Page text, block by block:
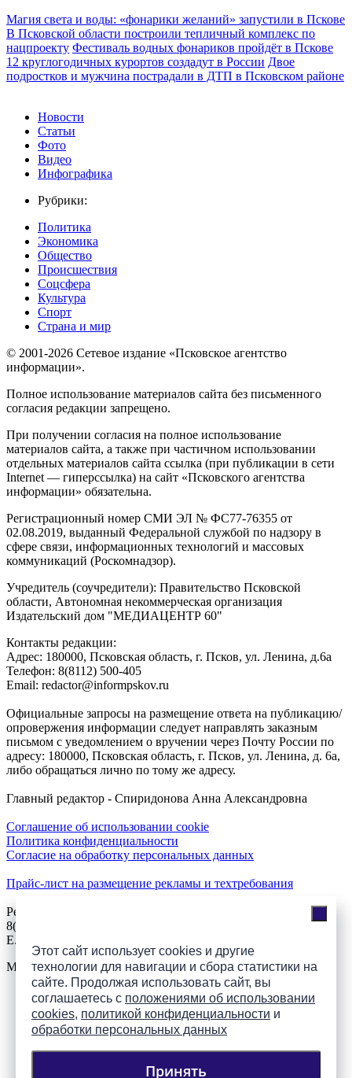
Этот сайт использует cookies и другие
технологии для навигации и сбора статистики на
сайте. Продолжая использовать сайт, вы
соглашаетесь с положениями об использовании
cookies, политикой конфиденциальности и
обработки персональных данных
Принять
Магия света и воды: «фонарики желаний» запустили в Пскове
В Псковской области построили тепличный комплекс по
нацпроекту Фестиваль водных фонариков пройдёт в Пскове
12 круглогодичных курортов создадут в России Двое
подростков и мужчина пострадали в ДТП в Псковском районе
Новости
Статьи
Фото
Видео
Инфографика
Рубрики:
Политика
Экономика
Общество
Происшествия
Соцсфера
Культура
Спорт
Страна и мир
© 2001-2026 Сетевое издание «Псковское агентство
информации».
Полное использование материалов сайта без письменного
согласия редакции запрещено.
При получении согласия на полное использование
материалов сайта, а также при частичном использовании
отдельных материалов сайта ссылка (при публикации в сети
Internet — гиперссылка) на сайт «Псковского агентства
информации» обязательна.
Регистрационный номер СМИ ЭЛ № ФС77-76355 от
02.08.2019, выданный Федеральной службой по надзору в
сфере связи, информационных технологий и массовых
коммуникаций (Роскомнадзор).
Учредитель (соучредители): Правительство Псковской
области, Автономная некоммерческая организация
Издательский дом "МЕДИАЦЕНТР 60"
Контакты редакции:
Адреc: 180000, Псковская область, г. Псков, ул. Ленина, д.6а
Телефон: 8(8112) 500-405
Email: redactor@informpskov.ru
Официальные запросы на размещение ответа на публикацию/
опровержения информации следует направлять заказным
письмом с уведомлением о вручении через Почту России по
адресу: 180000, Псковская область, г. Псков, ул. Ленина, д. 6а,
либо обращаться лично по тому же адресу.
Главный редактор - Спиридонова Анна Александровна
Соглашение об использовании cookie
Политика конфиденциальности
Согласие на обработку персональных данных
Прайс-лист на размещение рекламы и техтребования
Реклама на сайте
8(921)508-52-62, телефон 8(8112) 500-131
E.Sezeikina@mhpsk.ru
Меню
Слушать радио «7 небо» онлайн